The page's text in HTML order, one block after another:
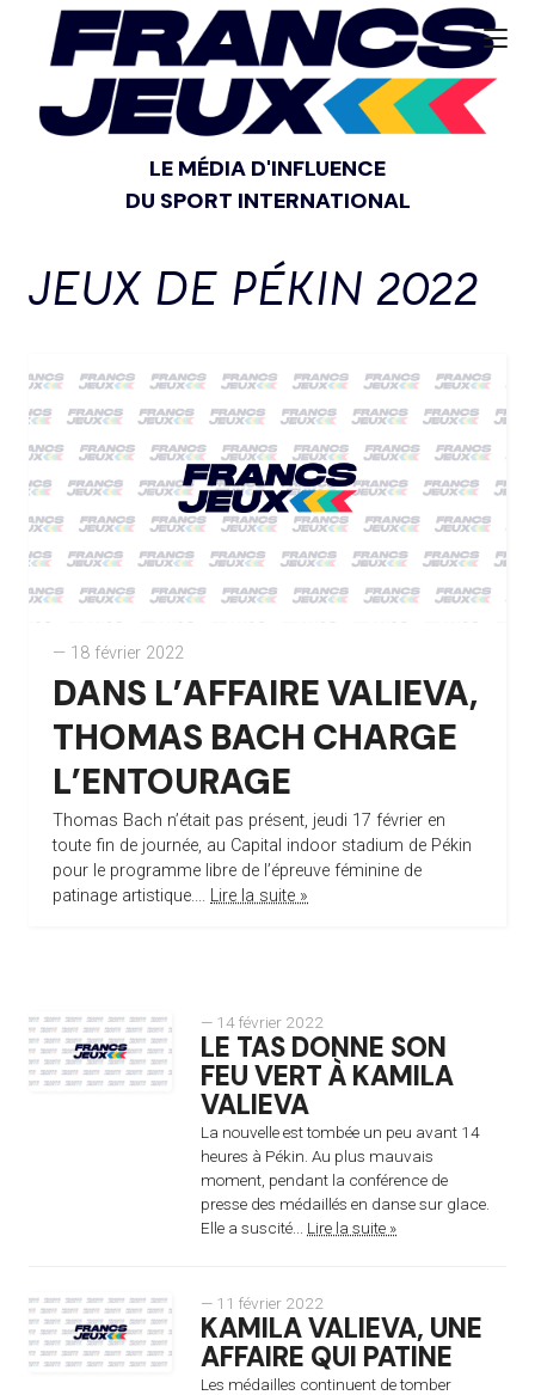
LE MÉDIA D'INFLUENCE
DU SPORT INTERNATIONAL
JEUX DE PÉKIN 2022
— 18 février 2022
DANS L’AFFAIRE VALIEVA,
THOMAS BACH CHARGE
L’ENTOURAGE
Thomas Bach n’était pas présent, jeudi 17 février en
toute fin de journée, au Capital indoor stadium de Pékin
pour le programme libre de l’épreuve féminine de
patinage artistique.... Lire la suite »
— 14 février 2022
LE TAS DONNE SON
FEU VERT À KAMILA
VALIEVA
La nouvelle est tombée un peu avant 14
heures à Pékin. Au plus mauvais
moment, pendant la conférence de
presse des médaillés en danse sur glace.
Elle a suscité... Lire la suite »
— 11 février 2022
KAMILA VALIEVA, UNE
AFFAIRE QUI PATINE
Les médailles continuent de tomber